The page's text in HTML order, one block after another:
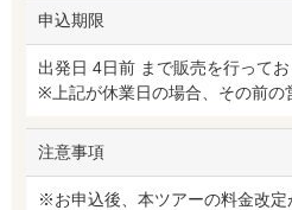
申込期限
出発日 4日前 まで販売を行ってお
※上記が休業日の場合、その前の
注意事項
※お申込後、本ツアーの料金改定